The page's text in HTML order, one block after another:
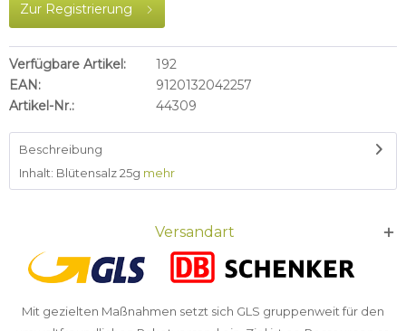
Zur Registrierung
Verfügbare Artikel:
192
EAN:
9120132042257
Artikel-Nr.:
44309
Beschreibung
Inhalt: Blütensalz 25g mehr
Versandart
Mit gezielten Maßnahmen setzt sich GLS gruppenweit für den